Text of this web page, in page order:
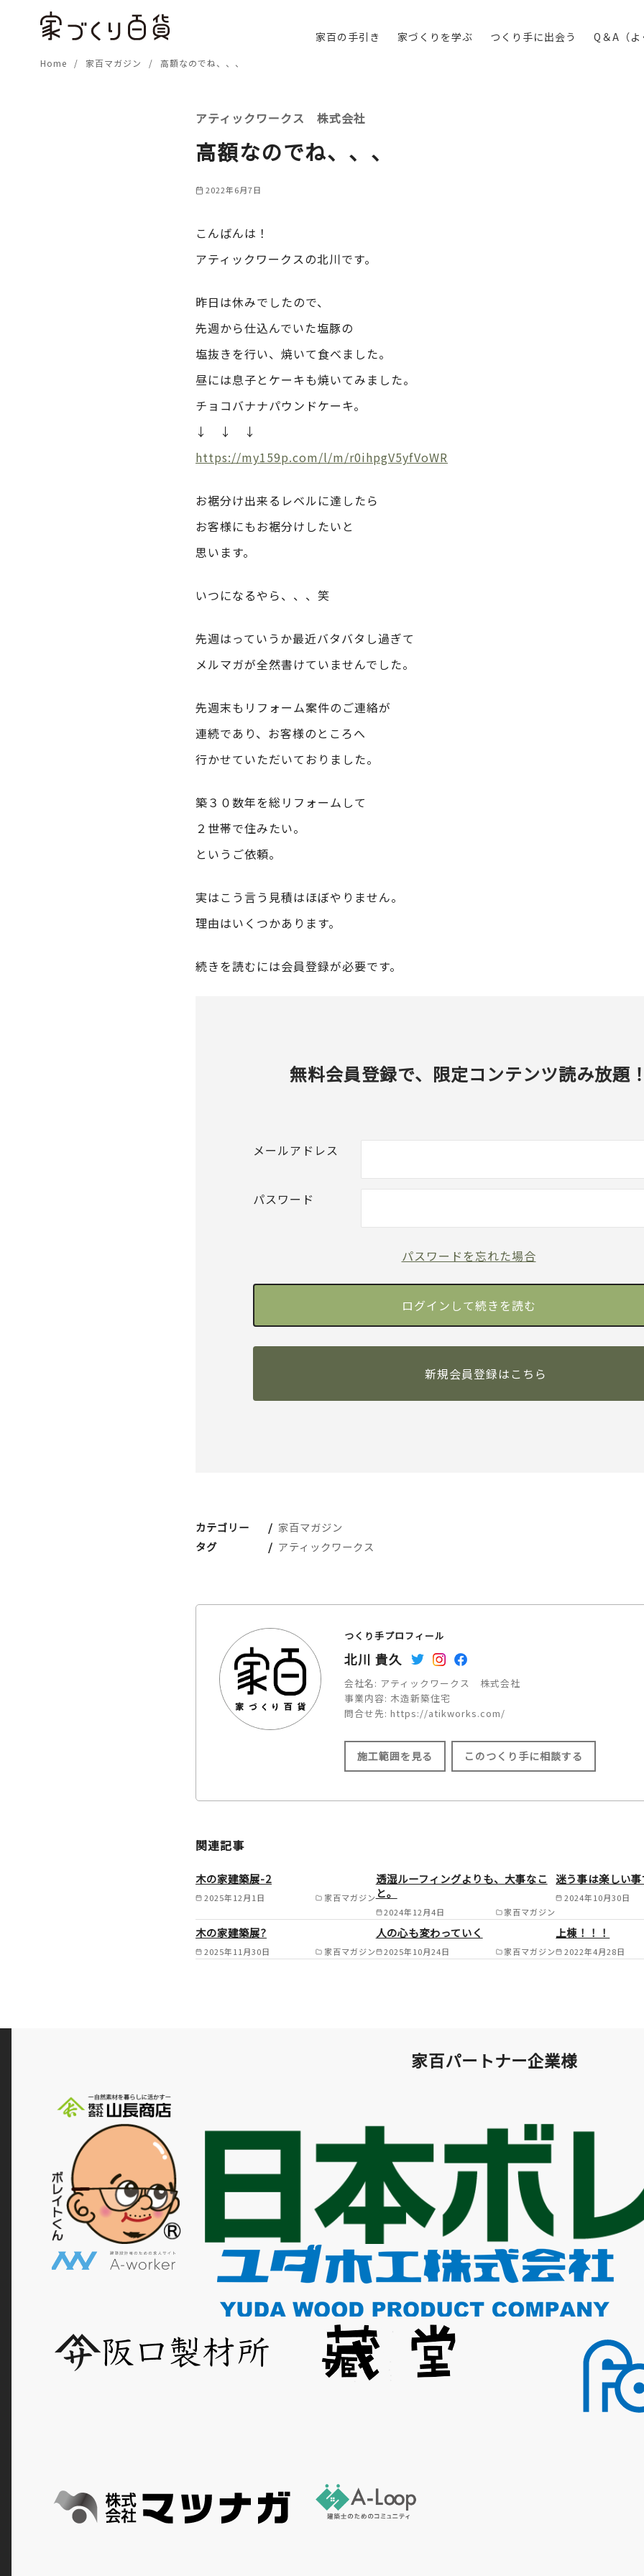
家百の手引き 家づくりを学ぶ つくり手に出会う Q＆A（
Home 家百マガジン 高額なのでね、、、
アティックワークス 株式会社
高額なのでね、、、
2022年6月7日
こんばんは！
アティックワークスの北川です。
昨日は休みでしたので、
先週から仕込んでいた塩豚の
塩抜きを行い、焼いて食べました。
昼には息子とケーキも焼いてみました。
チョコバナナパウンドケーキ。
↓ ↓ ↓
https://my159p.com/l/m/r0ihpgV5yfVoWR
お裾分け出来るレベルに達したら
お客様にもお裾分けしたいと
思います。
いつになるやら、、、笑
先週はっていうか最近バタバタし過ぎて
メルマガが全然書けていませんでした。
先週末もリフォーム案件のご連絡が
連続であり、お客様のところへ
行かせていただいておりました。
築３０数年を総リフォームして
２世帯で住みたい。
というご依頼。
実はこう言う見積はほぼやりません。
理由はいくつかあります。
続きを読むには会員登録が必要です。
無料会員登録で、限定コンテンツ読み放題
メールアドレス
パスワード
パスワードを忘れた場合
新規会員登録はこちら
カテゴリー
家百マガジン
タグ
アティックワークス
つくり手プロフィール
北川 貴久
会社名: アティックワークス 株式会社
事業内容: 木造新築住宅
問合せ先: https://atikworks.com/
施工範囲を見る
市/富田林市/大阪狭山市/大東市/四条
市 /
このつくり手に相談する
関連記事
2025年12月1日 家百マガジン
木の家建築展-2
2024年12月4日 家百マガジン
透湿ルーフィングよりも、大事なこ
と。
2024年10月30日
迷う事は楽しい
2025年11月30日 家百マガジン
木の家建築展?
2025年10月24日 家百マガジン
人の心も変わっていく
2022年4月28日
上棟！！！
家百パートナー企業様